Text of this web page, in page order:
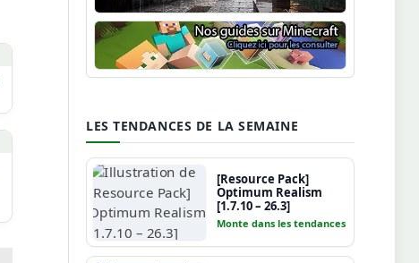
Shaders Minecraft
Guide Minecraft
LES TENDANCES DE LA SEMAINE
[Resource Pack]
Optimum Realism
[1.7.10 – 26.3]
Monte dans les tendances